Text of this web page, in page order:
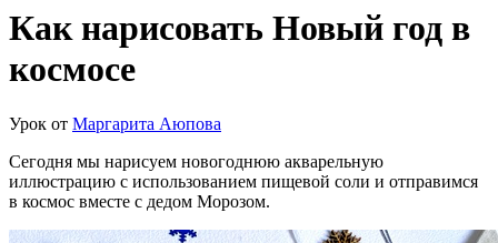
Как нарисовать Новый год в
космосе
Урок от Маргарита Аюпова
Сегодня мы нарисуем новогоднюю акварельную
иллюстрацию с использованием пищевой соли и отправимся
в космос вместе с дедом Морозом.